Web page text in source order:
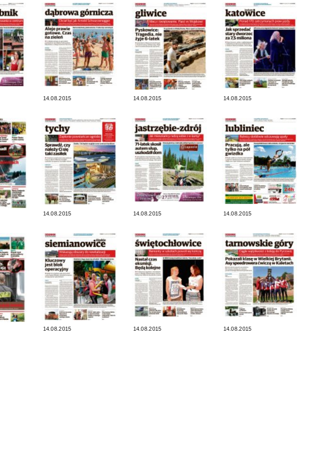
14.08.2015 14.08.2015 14.08.2015
14.08.2015 14.08.2015 14.08.2015
14.08.2015 14.08.2015 14.08.2015